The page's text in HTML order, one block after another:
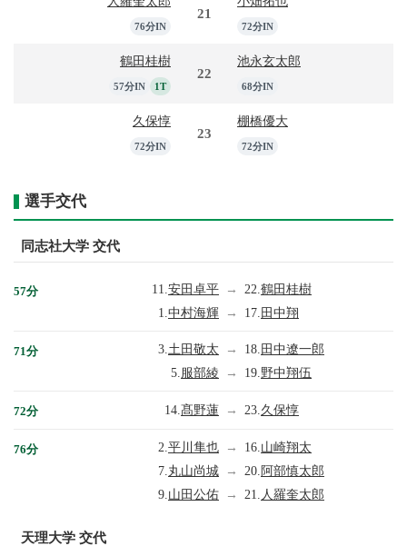
76分IN
21
72分IN
鶴田桂樹
57分IN 1T
22
池永玄太郎
68分IN
久保惇
72分IN
23
棚橋優大
72分IN
選手交代
同志社大学 交代
57分 11. 安田卓平 → 22. 鶴田桂樹
1. 中村海輝 → 17. 田中翔
71分 3. 土田敬太 → 18. 田中遼一郎
5. 服部綾 → 19. 野中翔伍
72分 14. 髙野蓮 → 23. 久保惇
76分 2. 平川隼也 → 16. 山崎翔太
7. 丸山尚城 → 20. 阿部慎太郎
9. 山田公佑 → 21. 人羅奎太郎
天理大学 交代